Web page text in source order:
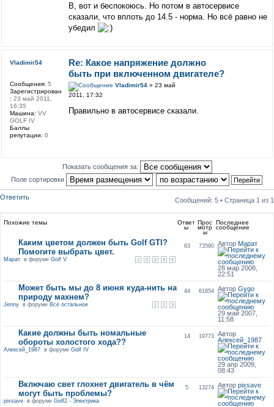
В, вот и беспокоюсь. Но потом в автосервисе
сказали, что вплоть до 14.5 - норма. Но всё равно не
убедил
Re: Какое напряжение должно
быть при включенном двигателе?
Vladimir54» 23 май
2011, 17:32
Правильно в автосервисе сказали.
Vladimir54
Сообщения: 5
Зарегистрирован
: 23 май 2011,
16:35
Машина: VV
GOLF IV
Баллы
репутации: 0
Показать сообщения за:
Поле сортировки
Ответить Сообщений: 5 • Страница 1 из 1
Похожие темы Ответ
ы
Прос
мотр
ы
Последнее
сообщение
Каким цветом должен быть Golf GTI?
Помогите выбрать цвет.
1 2 3 4 5
Маратв форуме Golf V
63 73590 Автор Марат
28 мар 2008,
22:51
Может быть мы до 8 июня куда-нить на
природу махнем?
1 2 3
Jennyв форуме Всё остальное
44 61854 АвторGygo
29 май 2007,
11:58
Какие должны быть номальные
обороты холостого хода??
Алексей_1987в форуме Golf IV
14 19773
Автор
Алексей_1987
29 апр 2009,
08:43
Включаю свет глохнет двигатель в чём
могут быть проблемы?
pixsaveв форуме Golf2 - Электрика
5 13274 Авторpixsave